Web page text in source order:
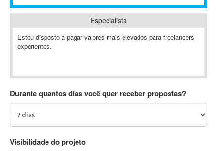
Ableton
Ableton Push
Abstract
AC3
ACID Pro
Especialista
Estou disposto a pagar valores mais elevados para freelancers
experientes.
Durante quantos dias você quer receber propostas?
Visibilidade do projeto